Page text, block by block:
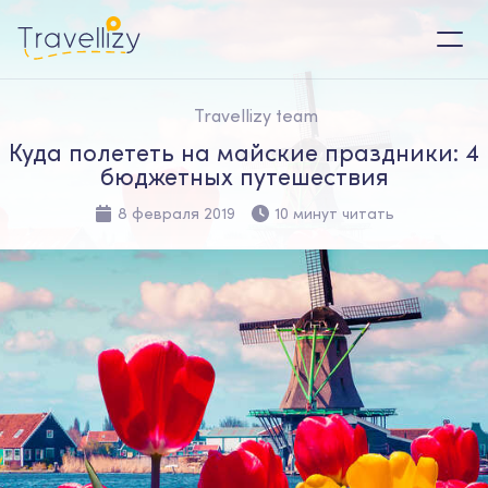
Travellizy team
Куда полететь на майские праздники: 4
бюджетных путешествия
8 февраля 2019 10 минут читать